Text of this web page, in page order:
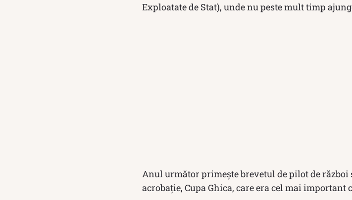
Exploatate de Stat), unde nu peste mult timp
Anul următor primește brevetul de pilot de
acrobație, Cupa Ghica, care era cel mai important